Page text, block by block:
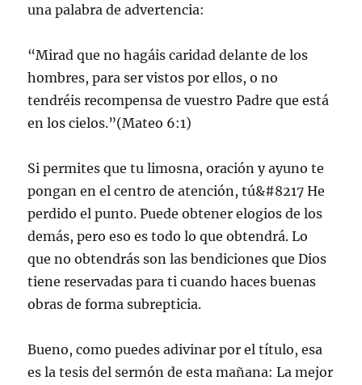
una palabra de advertencia:
“Mirad que no hagáis caridad delante de los
hombres, para ser vistos por ellos, o no
tendréis recompensa de vuestro Padre que está
en los cielos.”(Mateo 6:1)
Si permites que tu limosna, oración y ayuno te
pongan en el centro de atención, tú&#8217 He
perdido el punto. Puede obtener elogios de los
demás, pero eso es todo lo que obtendrá. Lo
que no obtendrás son las bendiciones que Dios
tiene reservadas para ti cuando haces buenas
obras de forma subrepticia.
Bueno, como puedes adivinar por el título, esa
es la tesis del sermón de esta mañana: La mejor